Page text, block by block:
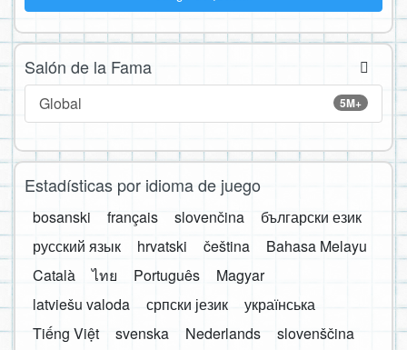
Salón de la Fama
5M+
Global
Estadísticas por idioma de juego
bosanski français slovenčina
български език
русский язык
hrvatski čeština
Bahasa Melayu
Català
ไทย Português
Magyar
latviešu valoda
српски језик
українська
Tiếng Việt
svenska Nederlands
slovenščina